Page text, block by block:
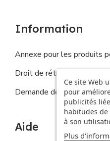
Ce site Web
pour
publicités
habitudes
à son
Plus
Information
Annexe pour les produits
Droit de rétractation
Demande de droits de la
Aide